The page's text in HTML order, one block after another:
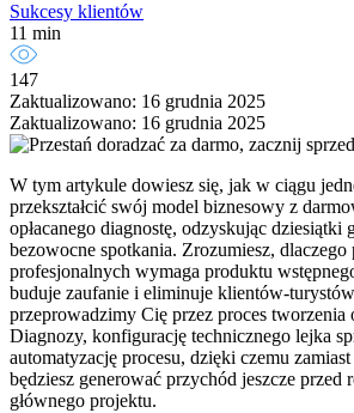
Sukcesy klientów
11 min
147
Zaktualizowano: 16 grudnia 2025
Zaktualizowano: 16 grudnia 2025
W tym artykule dowiesz się, jak w ciągu
przekształcić swój model biznesowy z
opłacanego diagnostę, odzyskując dziesiątki
bezowocne spotkania. Zrozumiesz, dlaczego
profesjonalnych wymaga produktu
buduje zaufanie i eliminuje klientów-
przeprowadzimy Cię przez proces tworzenia
Diagnozy, konfigurację technicznego lejka
automatyzację procesu, dzięki czemu
będziesz generować przychód jeszcze przed
głównego projektu.